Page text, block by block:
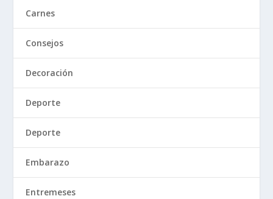
Carnes
Consejos
Decoración
Deporte
Deporte
Embarazo
Entremeses